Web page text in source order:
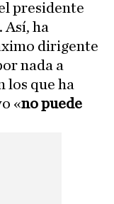
presidente
Así, ha
dirigente
nada a
los que ha
«no puede